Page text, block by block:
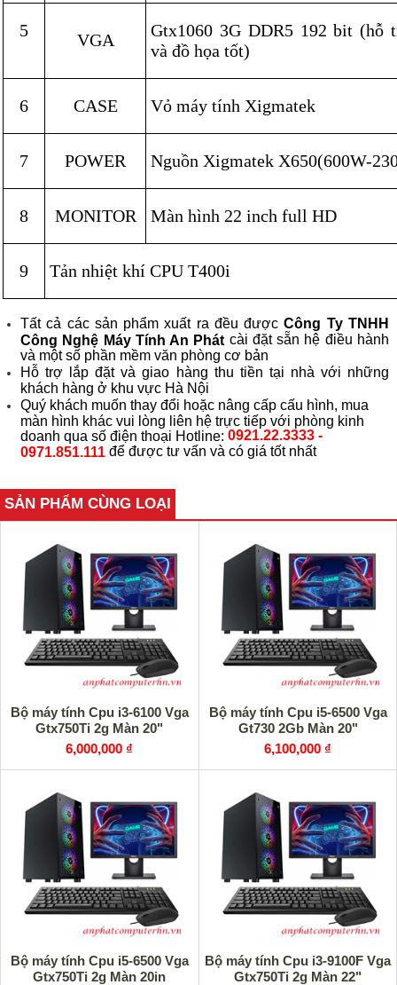
5 VGA
Gtx1060 3G DDR5 192 bit (hỗ
và đồ họa tốt)
6 CASE Vỏ máy tính Xigmatek
7 POWER Nguồn Xigmatek X650(600W-
8 MONITOR Màn hình 22 inch full HD
9 Tản nhiệt khí CPU T400i
Tất cả các sản phẩm xuất ra đều đượcCông Ty TNHH
Công Nghệ Máy Tính An Phát cài đặt sẵn hệ điều hành
và một số phần mềm văn phòng cơ bản
Hỗ trợ lắp đặt và giao hàng thu tiền tại nhà với những
khách hàng ở khu vực Hà Nội
Quý khách muốn thay đổi hoặc nâng cấp cấu hình, mua
màn hình khác vui lòng liên hệ trực tiếp với phòng kinh
doanh qua số điện thoại Hotline: 0921.22.3333 -
0971.851.111 để được tư vấn và có giá tốt nhất
SẢN PHẨM CÙNG LOẠI
Bộ máy tính Cpu i3-6100 Vga
Gtx750Ti 2g Màn 20"
6,000,000 ₫
Bộ máy tính Cpu i5-6500 Vga
Gt730 2Gb Màn 20"
6,100,000 ₫
Bộ máy tính Cpu i5-6500 Vga
Gtx750Ti 2g Màn 20in
Bộ máy tính Cpu i3-9100F Vga
Gtx750Ti 2g Màn 22"